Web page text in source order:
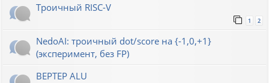
Троичный RISC-V
1 2
NedoAI: троичный dot/score на {-1,0,+1}
(эксперимент, без FP)
BEPTEP ALU